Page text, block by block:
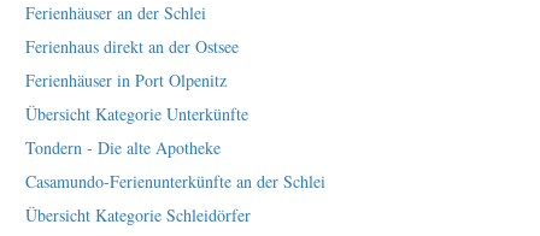
Ferienhäuser an der Schlei
Ferienhaus direkt an der Ostsee
Ferienhäuser in Port Olpenitz
Übersicht Kategorie Unterkünfte
Tondern - Die alte Apotheke
Casamundo-Ferienunterkünfte an der Schlei
Übersicht Kategorie Schleidörfer